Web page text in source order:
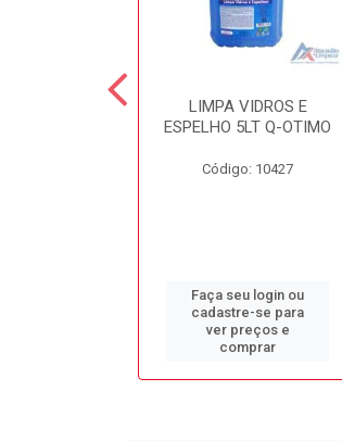
LIMPA VIDROS E
ESPELHO 5LT Q-OTIMO
Código: 10427
Faça seu login ou
cadastre-se para
ver preços e
comprar